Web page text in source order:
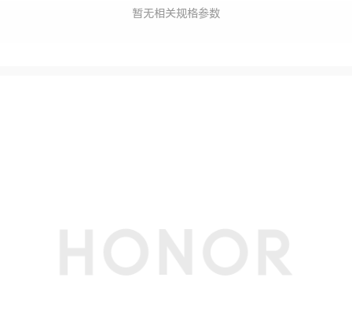
暂无相关规格参数